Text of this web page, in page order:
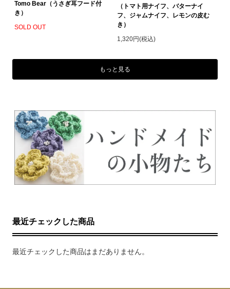
Tomo Bear（うさぎ耳フード付
き）
SOLD OUT
（トマト用ナイフ、バターナイ
フ、ジャムナイフ、レモンの皮む
き）
1,320円(税込)
もっと見る
最近チェックした商品
最近チェックした商品はまだありません。